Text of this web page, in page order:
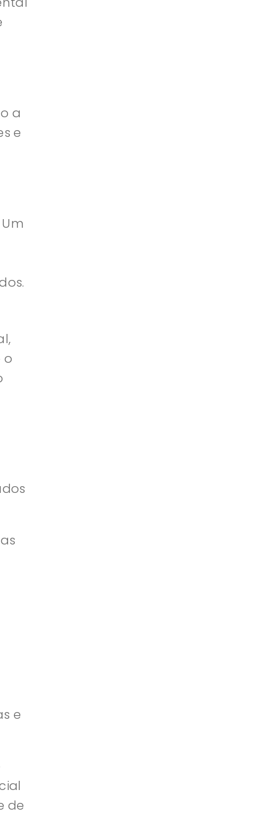
a
e
o
e
de